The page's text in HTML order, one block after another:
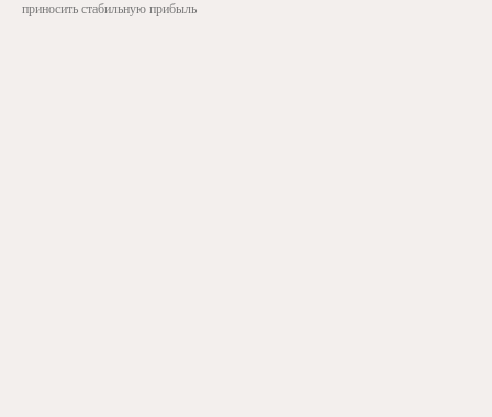
приносить стабильную прибыль